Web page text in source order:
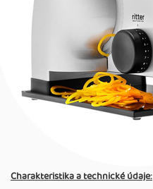
Charakteristika a technické údaje: